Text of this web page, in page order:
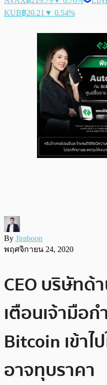
KUB฿20.21 ▼ 0.54%
By Jiraboon
พฤศจิกายน 24, 2020
CEO บริษัทด้
เตือนเจ้ามือ
Bitcoin เข้าไ
อาจทุบราคา